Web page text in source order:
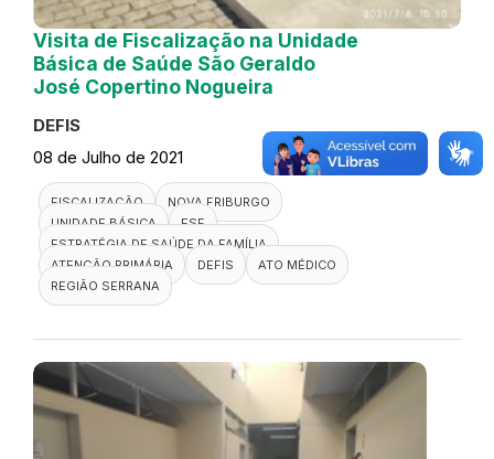
Visita de Fiscalização na Unidade
Básica de Saúde São Geraldo
José Copertino Nogueira
DEFIS
08 de Julho de 2021
FISCALIZAÇÃO
NOVA FRIBURGO
UNIDADE BÁSICA
ESF
ESTRATÉGIA DE SAÚDE DA FAMÍLIA
ATENÇÃO PRIMÁRIA
DEFIS
ATO MÉDICO
REGIÃO SERRANA